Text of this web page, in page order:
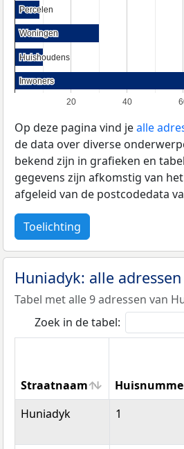
20 40
Percelen
Percelen
Woningen
Woningen
Huishoudens
Huishoudens
Inwoners
Inwoners
Op deze pagina vind jealle
de data over diverse
bekend zijn in grafieken en
gegevens zijn afkomstig van
afgeleid van de postcodedata
Toelichting
Huniadyk: alle adressen
Tabel met alle 9 adressen van
Zoek in de tabel:
Straatnaam
Straatnaam
Huisnummer
Huniadyk 1